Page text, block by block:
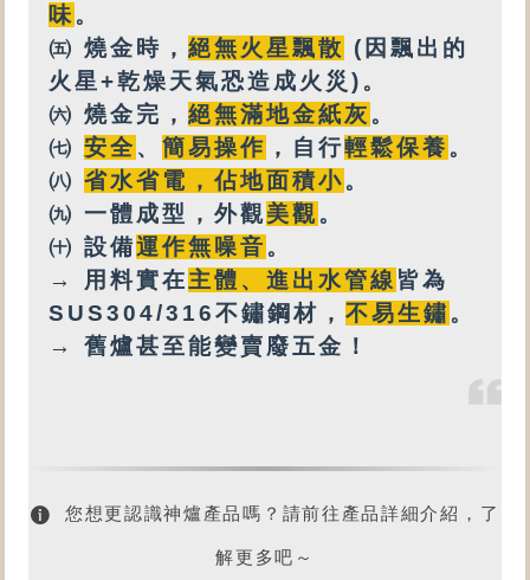
味 。
㈤ 燒金時， 絕無火星飄散 (因飄出的
火星+乾燥天氣恐造成火災)。
㈥ 燒金完， 絕無滿地金紙灰 。
㈦ 安全、 簡易操作 ，自行輕鬆保養 。
㈧ 省水省電，佔地面積小。
㈨ 一體成型，外觀美觀。
㈩ 設備運作無噪音 。
→ 用料實在主體、進出水管線 皆為
SUS304/316不鏽鋼材， 不易生鏽 。
→ 舊爐甚至能變賣廢五金！
您想更認識神爐產品嗎？請前往產品詳細介紹，了
解更多吧～